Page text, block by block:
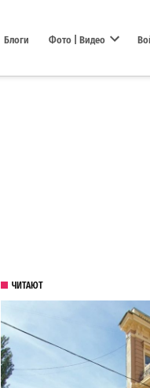
Блоги Фото | Видео
ЧИТАЮТ